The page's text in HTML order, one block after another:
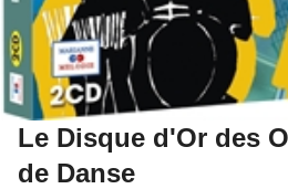
Le Disque d'Or des
de Danse